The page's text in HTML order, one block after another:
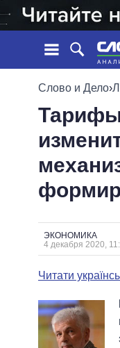
ЛЕНТА
СОБЫТИЯ
СТАТЬИ
ОБЗОРЫ
ДАЙДЖЕСТЫ
ПРЕЗИДЕНТ
ВЕРХОВНАЯ
КАБИНЕТ
МЭРЫ
ВСЕ
Слово и Дело›
ЭКОНОМИКА
4 декабря 2020,
Читати